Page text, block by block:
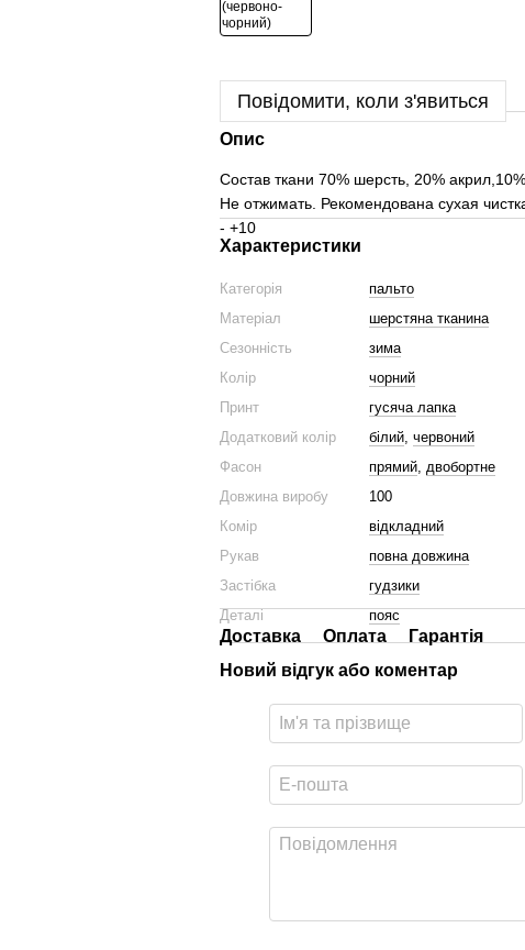
Повідомити, коли з'явиться
Опис
Состав ткани 70% шерсть, 20%
Не отжимать. Рекомендована сухая
- +10
Характеристики
Категорія
пальто
Матеріал
шерстяна тканина
Сезонність
зима
Колір
чорний
Принт
гусяча лапка
Додатковий колір
білий, червоний
Фасон
прямий, двобортне
Довжина виробу
100
Комір
відкладний
Рукав
повна довжина
Застібка
гудзики
Деталі
пояс
Доставка Оплата
Гарантія
Новий відгук або коментар